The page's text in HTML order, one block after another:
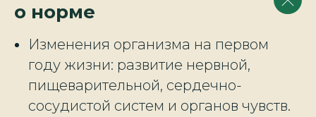
о норме
Изменения организма на первом
году жизни: развитие нервной,
пищеварительной, сердечно-
сосудистой систем и органов чувств.